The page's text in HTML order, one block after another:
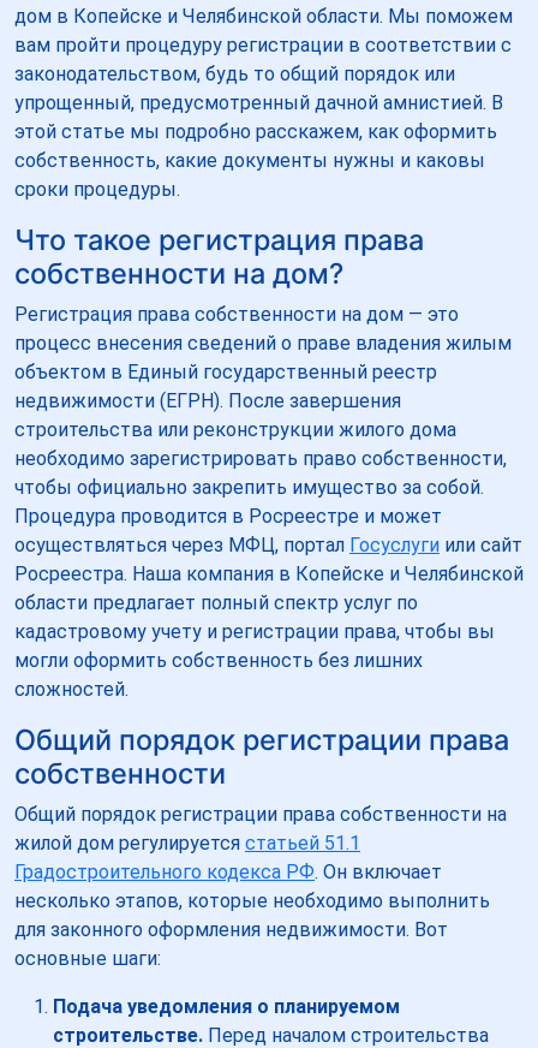
дом в Копейске и Челябинской области. Мы поможем
вам пройти процедуру регистрации в соответствии с
законодательством, будь то общий порядок или
упрощенный, предусмотренный дачной амнистией. В
этой статье мы подробно расскажем, как оформить
собственность, какие документы нужны и каковы
сроки процедуры.
Что такое регистрация права
собственности на дом?
Регистрация права собственности на дом — это
процесс внесения сведений о праве владения жилым
объектом в Единый государственный реестр
недвижимости (ЕГРН). После завершения
строительства или реконструкции жилого дома
необходимо зарегистрировать право собственности,
чтобы официально закрепить имущество за собой.
Процедура проводится в Росреестре и может
осуществляться через МФЦ, портал Госуслуги или сайт
Росреестра. Наша компания в Копейске и Челябинской
области предлагает полный спектр услуг по
кадастровому учету и регистрации права, чтобы вы
могли оформить собственность без лишних
сложностей.
Общий порядок регистрации права
собственности
Общий порядок регистрации права собственности на
жилой дом регулируется статьей 51.1
Градостроительного кодекса РФ. Он включает
несколько этапов, которые необходимо выполнить
для законного оформления недвижимости. Вот
основные шаги:
Подача уведомления о планируемом
строительстве. Перед началом строительства